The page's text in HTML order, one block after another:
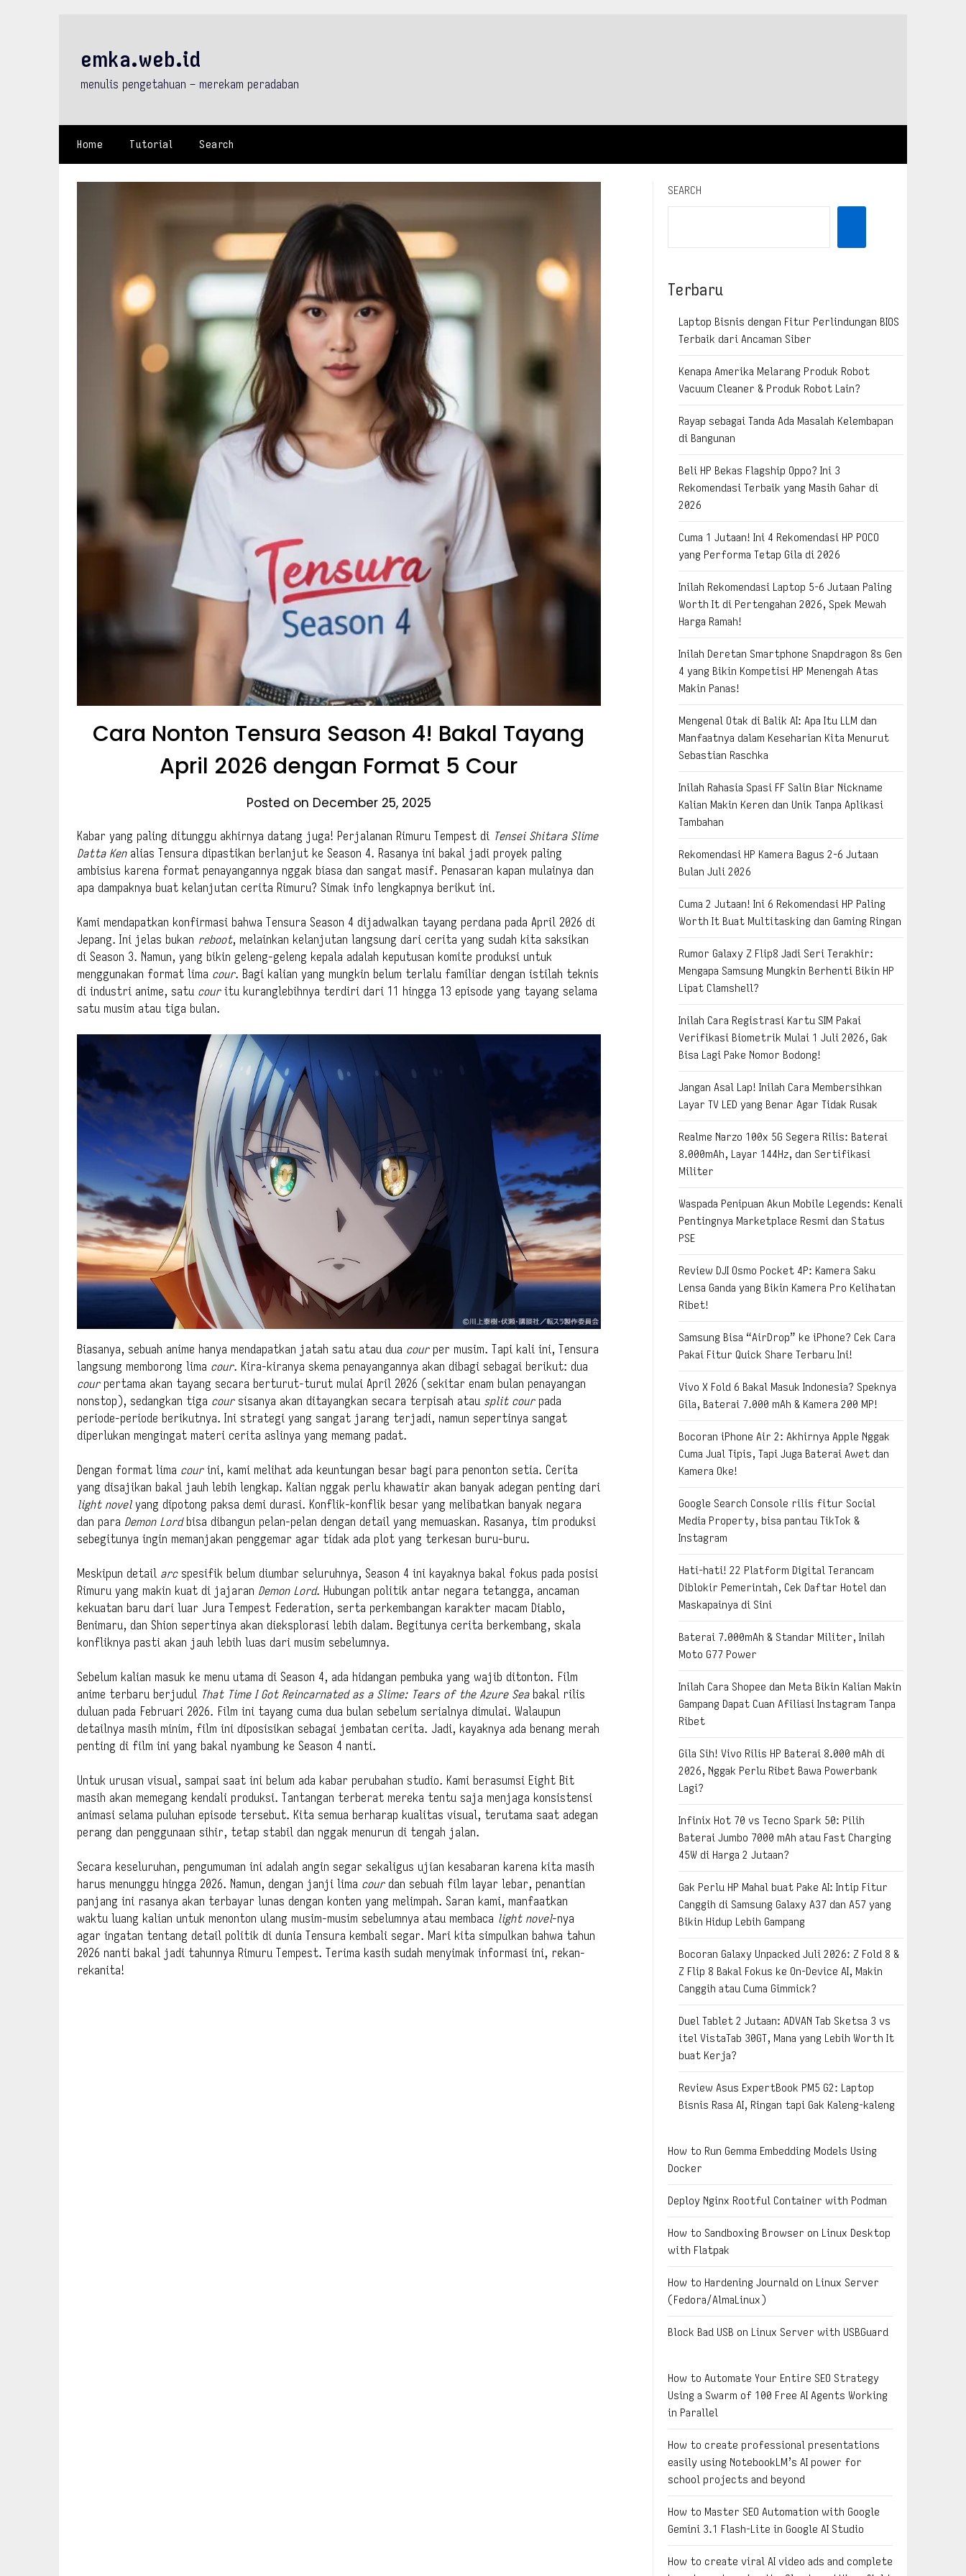
emka.web.id
menulis pengetahuan – merekam peradaban
Home Tutorial Search
Cara Nonton Tensura Season 4! Bakal Tayang
April 2026 dengan Format 5 Cour
Posted on December 25, 2025
Kabar yang paling ditunggu akhirnya datang juga! Perjalanan Rimuru Tempest di Tensei Shitara Slime
Datta Kenalias Tensura dipastikan berlanjut ke Season 4. Rasanya ini bakal jadi proyek paling
ambisius karena format penayangannya nggak biasa dan sangat masif. Penasaran kapan mulainya dan
apa dampaknya buat kelanjutan cerita Rimuru? Simak info lengkapnya berikut ini.
Kami mendapatkan konfirmasi bahwa Tensura Season 4 dijadwalkan tayang perdana pada April 2026 di
Jepang. Ini jelas bukan reboot, melainkan kelanjutan langsung dari cerita yang sudah kita saksikan
di Season 3. Namun, yang bikin geleng-geleng kepala adalah keputusan komite produksi untuk
menggunakan format lima cour. Bagi kalian yang mungkin belum terlalu familiar dengan istilah teknis
di industri anime, satu couritu kuranglebihnya terdiri dari 11 hingga 13 episode yang tayang selama
satu musim atau tiga bulan.
Biasanya, sebuah anime hanya mendapatkan jatah satu atau dua courper musim. Tapi kali ini, Tensura
langsung memborong lima cour. Kira-kiranya skema penayangannya akan dibagi sebagai berikut: dua
courpertama akan tayang secara berturut-turut mulai April 2026 (sekitar enam bulan penayangan
nonstop), sedangkan tiga coursisanya akan ditayangkan secara terpisah atau split courpada
periode-periode berikutnya. Ini strategi yang sangat jarang terjadi, namun sepertinya sangat
diperlukan mengingat materi cerita aslinya yang memang padat.
Dengan format lima courini, kami melihat ada keuntungan besar bagi para penonton setia. Cerita
yang disajikan bakal jauh lebih lengkap. Kalian nggak perlu khawatir akan banyak adegan penting dari
light novelyang dipotong paksa demi durasi. Konflik-konflik besar yang melibatkan banyak negara
dan para Demon Lordbisa dibangun pelan-pelan dengan detail yang memuaskan. Rasanya, tim produksi
sebegitunya ingin memanjakan penggemar agar tidak ada plot yang terkesan buru-buru.
Meskipun detail arcspesifik belum diumbar seluruhnya, Season 4 ini kayaknya bakal fokus pada posisi
Rimuru yang makin kuat di jajaran Demon Lord. Hubungan politik antar negara tetangga, ancaman
kekuatan baru dari luar Jura Tempest Federation, serta perkembangan karakter macam Diablo,
Benimaru, dan Shion sepertinya akan dieksplorasi lebih dalam. Begitunya cerita berkembang, skala
konfliknya pasti akan jauh lebih luas dari musim sebelumnya.
Sebelum kalian masuk ke menu utama di Season 4, ada hidangan pembuka yang wajib ditonton. Film
anime terbaru berjudul That Time I Got Reincarnated as a Slime: Tears of the Azure Seabakal rilis
duluan pada Februari 2026. Film ini tayang cuma dua bulan sebelum serialnya dimulai. Walaupun
detailnya masih minim, film ini diposisikan sebagai jembatan cerita. Jadi, kayaknya ada benang merah
penting di film ini yang bakal nyambung ke Season 4 nanti.
Untuk urusan visual, sampai saat ini belum ada kabar perubahan studio. Kami berasumsi Eight Bit
masih akan memegang kendali produksi. Tantangan terberat mereka tentu saja menjaga konsistensi
animasi selama puluhan episode tersebut. Kita semua berharap kualitas visual, terutama saat adegan
perang dan penggunaan sihir, tetap stabil dan nggak menurun di tengah jalan.
Secara keseluruhan, pengumuman ini adalah angin segar sekaligus ujian kesabaran karena kita masih
harus menunggu hingga 2026. Namun, dengan janji lima courdan sebuah film layar lebar, penantian
panjang ini rasanya akan terbayar lunas dengan konten yang melimpah. Saran kami, manfaatkan
waktu luang kalian untuk menonton ulang musim-musim sebelumnya atau membaca light novel-nya
agar ingatan tentang detail politik di dunia Tensura kembali segar. Mari kita simpulkan bahwa tahun
2026 nanti bakal jadi tahunnya Rimuru Tempest. Terima kasih sudah menyimak informasi ini, rekan-
rekanita!
SEARCH
Terbaru
Laptop Bisnis dengan Fitur Perlindungan BIOS
Terbaik dari Ancaman Siber
Kenapa Amerika Melarang Produk Robot
Vacuum Cleaner & Produk Robot Lain?
Rayap sebagai Tanda Ada Masalah Kelembapan
di Bangunan
Beli HP Bekas Flagship Oppo? Ini 3
Rekomendasi Terbaik yang Masih Gahar di
2026
Cuma 1 Jutaan! Ini 4 Rekomendasi HP POCO
yang Performa Tetap Gila di 2026
Inilah Rekomendasi Laptop 5-6 Jutaan Paling
Worth It di Pertengahan 2026, Spek Mewah
Harga Ramah!
Inilah Deretan Smartphone Snapdragon 8s Gen
4 yang Bikin Kompetisi HP Menengah Atas
Makin Panas!
Mengenal Otak di Balik AI: Apa Itu LLM dan
Manfaatnya dalam Keseharian Kita Menurut
Sebastian Raschka
Inilah Rahasia Spasi FF Salin Biar Nickname
Kalian Makin Keren dan Unik Tanpa Aplikasi
Tambahan
Rekomendasi HP Kamera Bagus 2-6 Jutaan
Bulan Juli 2026
Cuma 2 Jutaan! Ini 6 Rekomendasi HP Paling
Worth It Buat Multitasking dan Gaming Ringan
Rumor Galaxy Z Flip8 Jadi Seri Terakhir:
Mengapa Samsung Mungkin Berhenti Bikin HP
Lipat Clamshell?
Inilah Cara Registrasi Kartu SIM Pakai
Verifikasi Biometrik Mulai 1 Juli 2026, Gak
Bisa Lagi Pake Nomor Bodong!
Jangan Asal Lap! Inilah Cara Membersihkan
Layar TV LED yang Benar Agar Tidak Rusak
Realme Narzo 100x 5G Segera Rilis: Baterai
8.000mAh, Layar 144Hz, dan Sertifikasi
Militer
Waspada Penipuan Akun Mobile Legends: Kenali
Pentingnya Marketplace Resmi dan Status
PSE
Review DJI Osmo Pocket 4P: Kamera Saku
Lensa Ganda yang Bikin Kamera Pro Kelihatan
Ribet!
Samsung Bisa “AirDrop” ke iPhone? Cek Cara
Pakai Fitur Quick Share Terbaru Ini!
Vivo X Fold 6 Bakal Masuk Indonesia? Speknya
Gila, Baterai 7.000 mAh & Kamera 200 MP!
Bocoran iPhone Air 2: Akhirnya Apple Nggak
Cuma Jual Tipis, Tapi Juga Baterai Awet dan
Kamera Oke!
Google Search Console rilis fitur Social
Media Property, bisa pantau TikTok &
Instagram
Hati-hati! 22 Platform Digital Terancam
Diblokir Pemerintah, Cek Daftar Hotel dan
Maskapainya di Sini
Baterai 7.000mAh & Standar Militer, Inilah
Moto G77 Power
Inilah Cara Shopee dan Meta Bikin Kalian Makin
Gampang Dapat Cuan Afiliasi Instagram Tanpa
Ribet
Gila Sih! Vivo Rilis HP Baterai 8.000 mAh di
2026, Nggak Perlu Ribet Bawa Powerbank
Lagi?
Infinix Hot 70 vs Tecno Spark 50: Pilih
Baterai Jumbo 7000 mAh atau Fast Charging
45W di Harga 2 Jutaan?
Gak Perlu HP Mahal buat Pake AI: Intip Fitur
Canggih di Samsung Galaxy A37 dan A57 yang
Bikin Hidup Lebih Gampang
Bocoran Galaxy Unpacked Juli 2026: Z Fold 8 &
Z Flip 8 Bakal Fokus ke On-Device AI, Makin
Canggih atau Cuma Gimmick?
Duel Tablet 2 Jutaan: ADVAN Tab Sketsa 3 vs
itel VistaTab 30GT, Mana yang Lebih Worth It
buat Kerja?
Review Asus ExpertBook PM5 G2: Laptop
Bisnis Rasa AI, Ringan tapi Gak Kaleng-kaleng
How to Run Gemma Embedding Models Using
Docker
Deploy Nginx Rootful Container with Podman
How to Sandboxing Browser on Linux Desktop
with Flatpak
How to Hardening Journald on Linux Server
(Fedora/AlmaLinux)
Block Bad USB on Linux Server with USBGuard
How to Automate Your Entire SEO Strategy
Using a Swarm of 100 Free AI Agents Working
in Parallel
How to create professional presentations
easily using NotebookLM’s AI power for
school projects and beyond
How to Master SEO Automation with Google
Gemini 3.1 Flash-Lite in Google AI Studio
How to create viral AI video ads and complete